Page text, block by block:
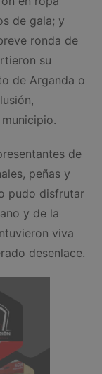
de gala; y
ronda de
su
de Arganda o
de
peñas y
pudo disfrutar
y de la
viva
desenlace.